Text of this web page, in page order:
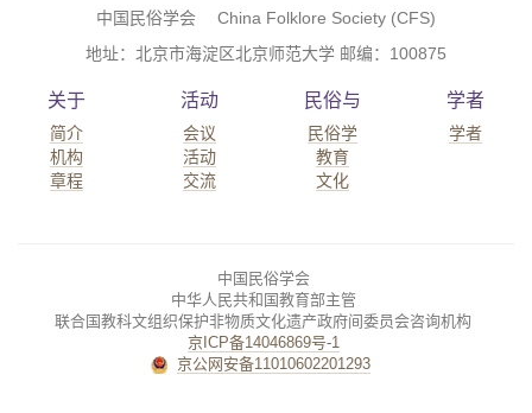
中国民俗学会 China Folklore Society (CFS)
地址：北京市海淀区北京师范大学 邮编：100875
关于
简介
机构
章程
活动
会议
活动
交流
民俗与
民俗学
教育
文化
学者
学者
中国民俗学会
中华人民共和国教育部主管
联合国教科文组织保护非物质文化遗产政府间委员会咨询机构
京ICP备14046869号-1
京公网安备11010602201293